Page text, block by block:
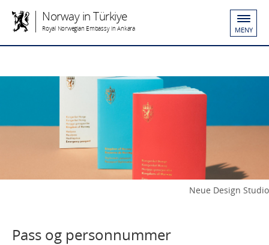
Norway in Türkiye
Royal Norwegian Embassy in Ankara MENY
Neue Design Studio
Pass og personnummer